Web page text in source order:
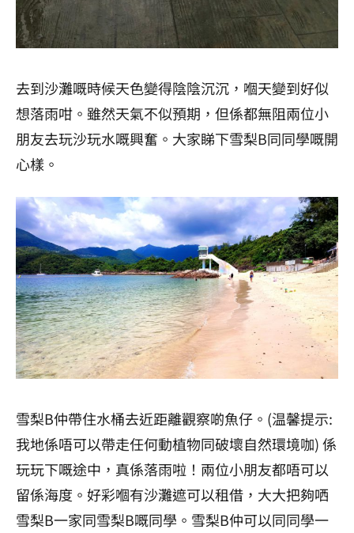
去到沙灘嘅時候天色變得陰陰沉沉，嗰天變到好似
想落雨咁。雖然天氣不似預期，但係都無阻兩位小
朋友去玩沙玩水嘅興奮。大家睇下雪梨B同同學嘅開
心樣。
雪梨B仲帶住水桶去近距離觀察啲魚仔。(温馨提示:
我地係唔可以帶走任何動植物同破壞自然環境咖) 係
玩玩下嘅途中，真係落雨啦！兩位小朋友都唔可以
留係海度。好彩嗰有沙灘遮可以租借，大大把夠哂
雪梨B一家同雪梨B嘅同學。雪梨B仲可以同同學一